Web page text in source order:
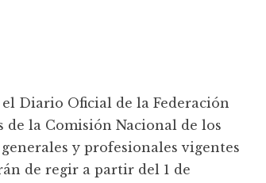
el Diario Oficial de la Federación
de la Comisión Nacional de los
y profesionales vigentes
de regir a partir del 1 de